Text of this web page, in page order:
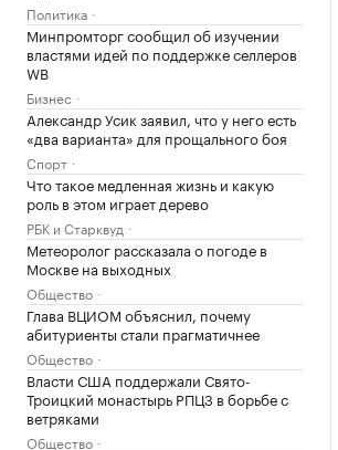
Политика
Минпромторг сообщил об изучении
властями идей по поддержке селлеров
WB
Бизнес
Александр Усик заявил, что у него есть
«два варианта» для прощального боя
Спорт
Что такое медленная жизнь и какую
роль в этом играет дерево
РБК и Старквуд
Метеоролог рассказала о погоде в
Москве на выходных
Общество
Глава ВЦИОМ объяснил, почему
абитуриенты стали прагматичнее
Общество
Власти США поддержали Свято-
Троицкий монастырь РПЦЗ в борьбе с
ветряками
Общество